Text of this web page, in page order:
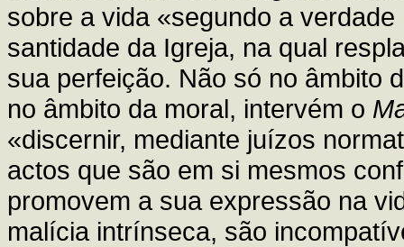
sobre a vida «segundo a
santidade da Igreja, na qual
sua perfeição. Não só no âmbito
no âmbito da moral, intervém o
«discernir, mediante juízos
actos que são em si mesmos
promovem a sua expressão na
malícia intrínseca, são